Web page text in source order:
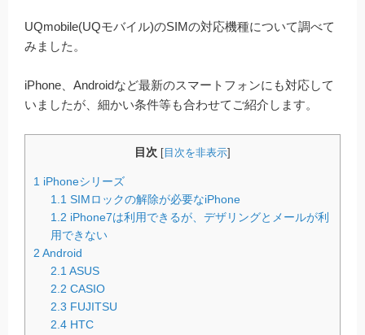
UQmobile(UQモバイル)のSIMの対応機種について調べて
みました。
iPhone、Androidなど最新のスマートフォンにも対応して
いましたが、細かい条件等も合わせてご紹介します。
目次 [目次を非表示]
1 iPhoneシリーズ
1.1 SIMロックの解除が必要なiPhone
1.2 iPhone7は利用できるが、デザリングとメールが利
用できない
2 Android
2.1ASUS
2.2 CASIO
2.3 FUJITSU
2.4 HTC